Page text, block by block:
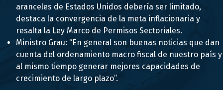
aranceles de Estados Unidos debería ser limitado,
destaca la convergencia de la meta inflacionaria y
resalta la Ley Marco de Permisos Sectoriales.
Ministro Grau: “En general son buenas noticias que dan
cuenta del ordenamiento macro fiscal de nuestro país y
al mismo tiempo generar mejores capacidades de
crecimiento de largo plazo”.